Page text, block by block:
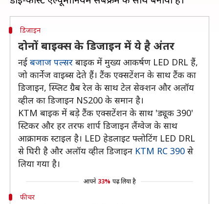
डिजाइन
दोनों बाइक्स के डिजाइन में ये है अंतर
नई बजाज पल्सर बाइक में मुख्य आकर्षण LED DRL हैं,
जो कार्नेज वाइब्स देते हैं। टैंक एक्सटेंशन के साथ टैंक का
डिजाइन, स्प्लिट ग्रैब रेल के साथ टेल सेक्शन और अलॉय
व्हील का डिजाइन NS200 के समान है।
KTM बाइक में बड़े टैंक एक्सटेंशन के साथ 'ड्यूक 390'
स्टिकर और हर तरफ शार्प डिजाइन लैंग्वेज के साथ
आक्रामक स्टाइल है। LED हेडलाइट फ्लोटिंग LED DRL
से घिरी है और अलॉय व्हील डिजाइन KTM RC 390 से
लिया गया है।
आपने 33% पढ़ लिया है
फीचर